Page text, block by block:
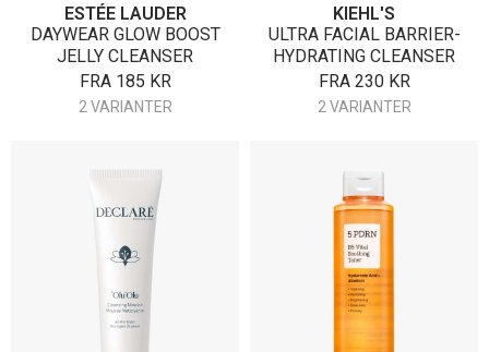
ESTÉE LAUDER
DAYWEAR GLOW BOOST
JELLY CLEANSER
FRA 185 KR
2 VARIANTER
KIEHL'S
ULTRA FACIAL BARRIER-
HYDRATING CLEANSER
FRA 230 KR
2 VARIANTER